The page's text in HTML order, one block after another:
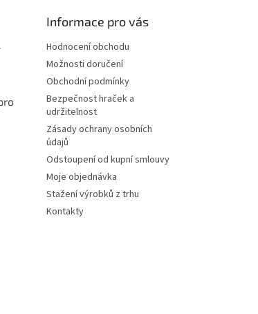
Informace pro vás
Hodnocení obchodu
Možnosti doručení
Obchodní podmínky
Bezpečnost hraček a
udržitelnost
Zásady ochrany osobních
údajů
Odstoupení od kupní smlouvy
Moje objednávka
Stažení výrobků z trhu
Kontakty